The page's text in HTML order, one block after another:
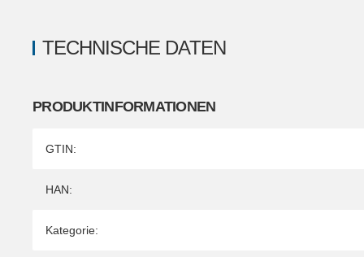
TECHNISCHE DATEN
PRODUKTINFORMATIONEN
Produkteigenschaft
Wert
GTIN:
HAN:
Kategorie: